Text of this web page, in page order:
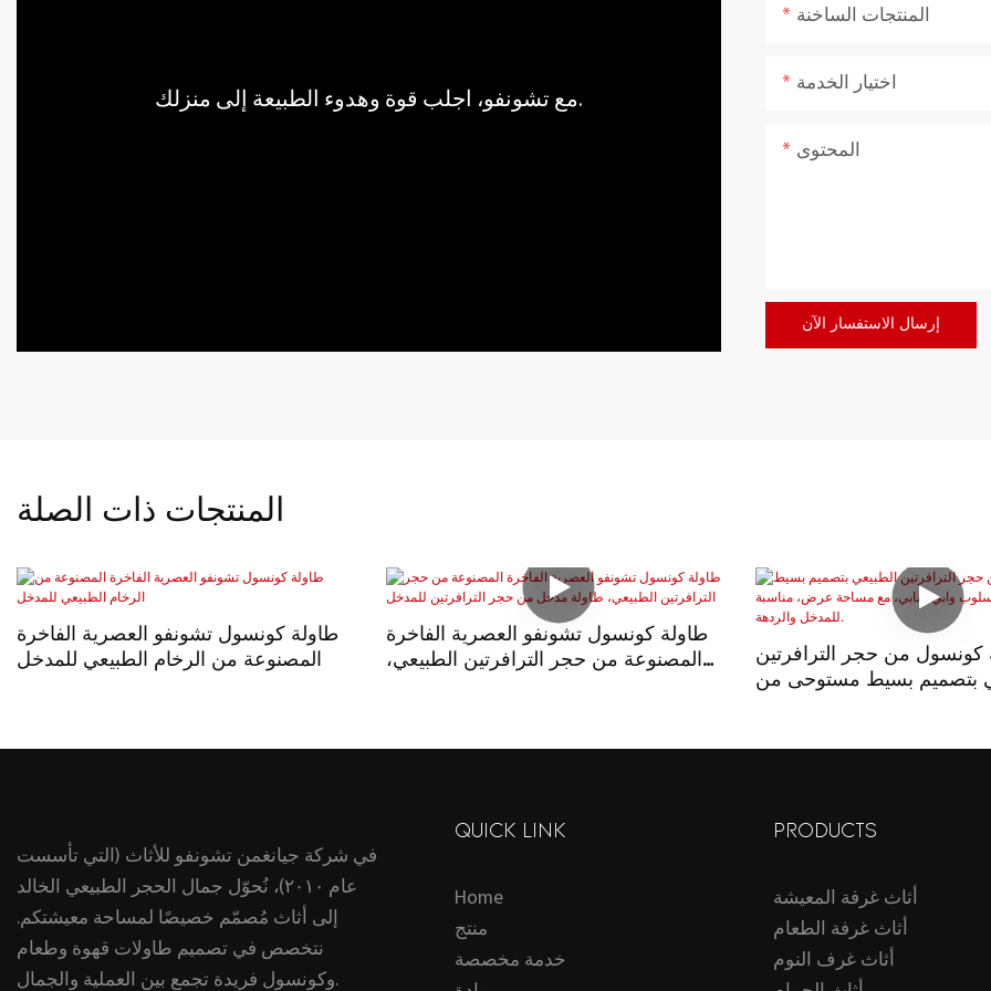
مع تشونفو، اجلب قوة وهدوء الطبيعة إلى منزلك.
المنتجات الساخنة
اختيار الخدمة
المحتوى
إرسال الاستفسار الآن
المنتجات ذات الصلة
طاولة كونسول تشونفو العصرية الفاخرة
المصنوعة من الرخام الطبيعي للمدخل
طاولة كونسول تشونفو العصرية الفاخرة
المصنوعة من حجر الترافرتين الطبيعي،
كونسول من حجر الترافرتين
بتصميم بسيط مستوحى من
في شركة جيانغمن تشونفو للأثاث (التي تأسست
عام ٢٠١٠)، نُحوّل جمال الحجر الطبيعي الخالد
إلى أثاث مُصمّم خصيصًا لمساحة معيشتكم.
نتخصص في تصميم طاولات قهوة وطعام
وكونسول فريدة تجمع بين العملية والجمال.
QUICK LINK
Home
منتج
خدمة مخصصة
PRODUCTS
أثاث غرفة المعيشة
أثاث غرفة الطعام
أثاث غرف النوم